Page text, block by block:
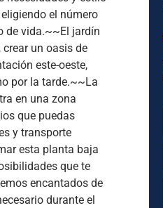
el número
de vida.~~El jardín
un oasis de
este-oeste,
por la tarde.~~La
en una zona
que puedas
y transporte
esta planta baja
que te
encantados de
durante el